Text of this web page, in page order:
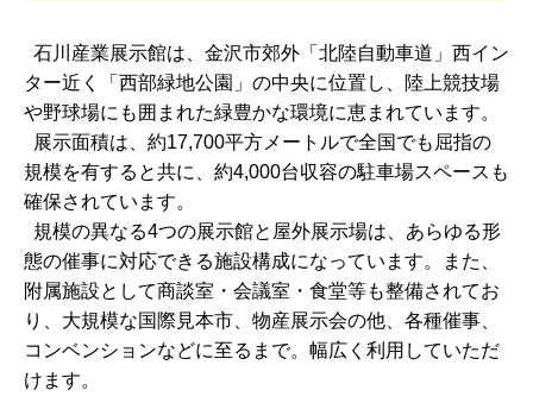
石川産業展示館は、金沢市郊外「北陸自動車道」西イン
ター近く「西部緑地公園」の中央に位置し、陸上競技場
や野球場にも囲まれた緑豊かな環境に恵まれています。
展示面積は、約17,700平方メートルで全国でも屈指の
規模を有すると共に、約4,000台収容の駐車場スペースも
確保されています。
規模の異なる4つの展示館と屋外展示場は、あらゆる形
態の催事に対応できる施設構成になっています。また、
附属施設として商談室・会議室・食堂等も整備されてお
り、大規模な国際見本市、物産展示会の他、各種催事、
コンベンションなどに至るまで。幅広く利用していただ
けます。